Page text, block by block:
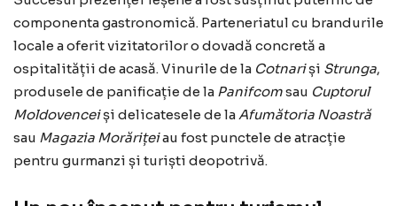
componenta gastronomică. Parteneriatul cu brandurile
locale a oferit vizitatorilor o dovadă concretă a
ospitalității de acasă. Vinurile de la Cotnariși Strunga,
produsele de panificație de la Panifcomsau Cuptorul
Moldovenceiși delicatesele de laAfumătoria Noastră
sau Magazia Morărițeiau fost punctele de atracție
pentru gurmanzi și turiști deopotrivă.